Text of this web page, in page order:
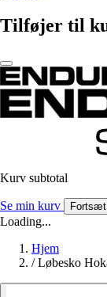
Tilføjer til
Kurv subtotal
Se min kurv Fortsæt
Loading...
Hjem
/ Løbesko